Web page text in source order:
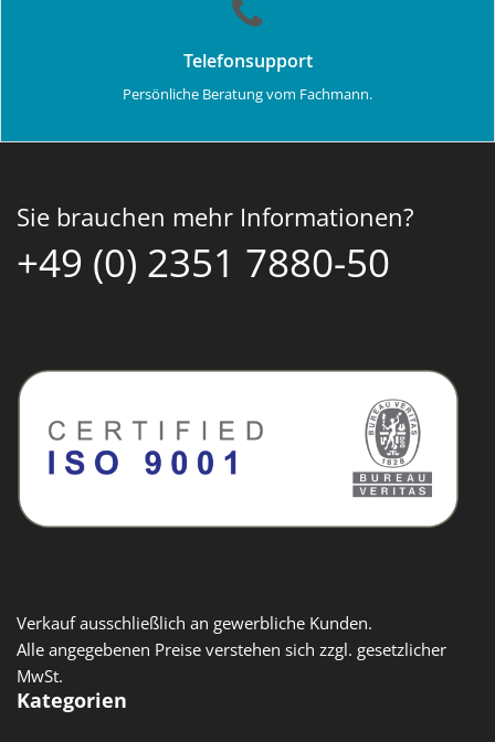
Telefonsupport
Persönliche Beratung vom Fachmann.
Sie brauchen mehr Informationen?
+49 (0) 2351 7880-50
Verkauf ausschließlich an gewerbliche Kunden.
Alle angegebenen Preise verstehen sich zzgl. gesetzlicher
MwSt.
Kategorien